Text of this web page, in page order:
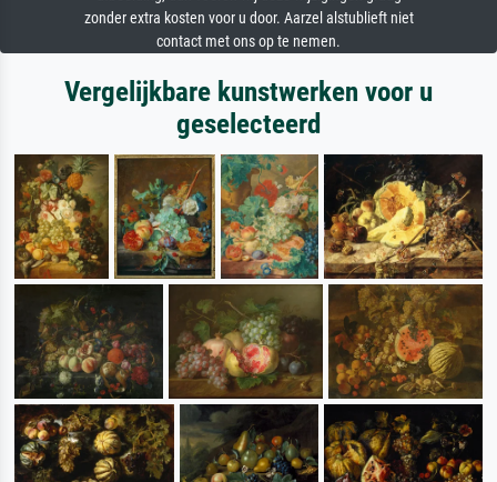
zonder extra kosten voor u door. Aarzel alstublieft niet
contact met ons op te nemen.
Vergelijkbare kunstwerken voor u
geselecteerd